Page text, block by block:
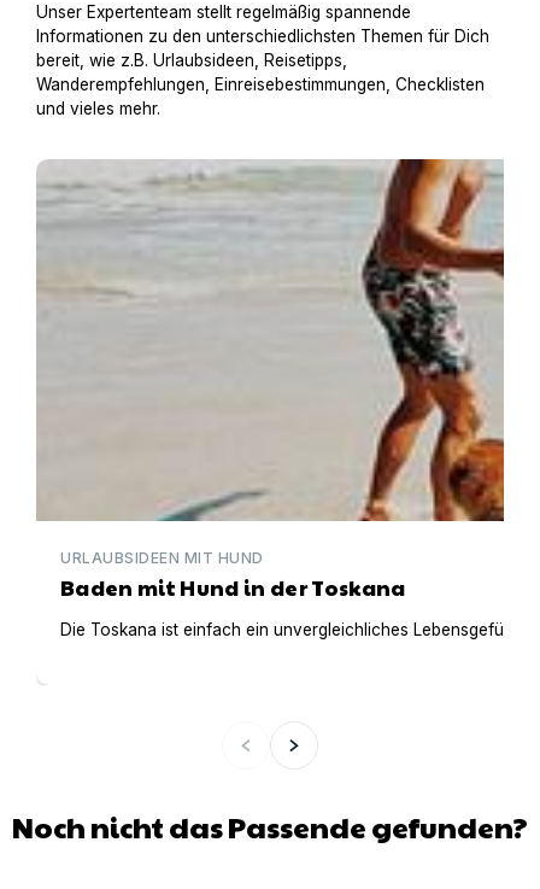
Unser Expertenteam stellt regelmäßig spannende
Informationen zu den unterschiedlichsten Themen für Dich
bereit, wie z.B. Urlaubsideen, Reisetipps,
Wanderempfehlungen, Einreisebestimmungen, Checklisten
und vieles mehr.
Baden mit Hund in der Toskana
URLAUBSIDEEN MIT HUND
Baden mit Hund in der Toskana
Die Toskana ist einfach ein unvergleichliches Lebensgefühl.
Noch nicht das Passende gefunden?